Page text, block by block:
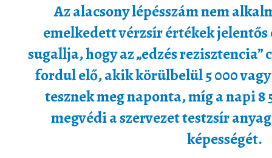
Az alacsony lépésszám nem
emelkedett vérzsír értékek jelentős
sugallja, hogy az „edzés rezisztencia”
fordul elő, akik körülbelül 5 000
tesznek meg naponta, míg a napi 8
megvédi a szervezet testzsír
képességét.